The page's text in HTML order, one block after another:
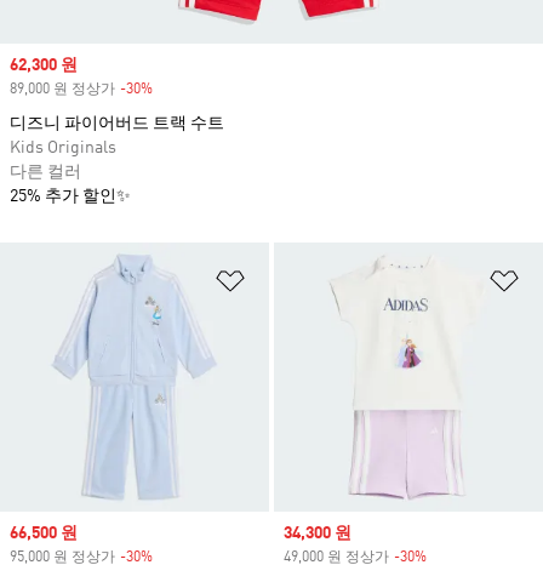
위시리스트 담기
Sale price
66,500 원
95,000 원 정상가 -30%
Sale price
34,300 원
49,000 원 정상가 -30%
Sale price
62,300 원
89,000 원 정상가 -30%
디즈니 파이어버드 트랙 수트
Kids Originals
다른 컬러
25% 추가 할인✨